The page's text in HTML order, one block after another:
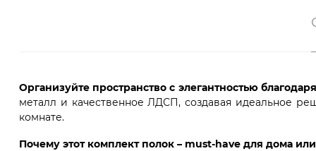
Организуйте пространство с элегантностью
металл и качественное ЛДСП, создавая идеальное
комнате.
Почему этот комплект полок – must-have для дома